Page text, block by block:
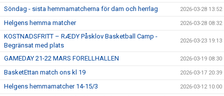
Söndag - sista hemmamatcherna för dam och herrlag 2026-03-28 13:52
Helgens hemma matcher 2026-03-28 08:32
KOSTNADSFRITT – RÆDY Påsklov Basketball Camp -
Begränsat med plats
2026-03-23 19:13
GAMEDAY 21-22 MARS FORELLHALLEN 2026-03-19 08:30
BasketEttan match ons kl 19 2026-03-17 20:39
Helgens hemmamatcher 14-15/3 2026-03-12 10:00